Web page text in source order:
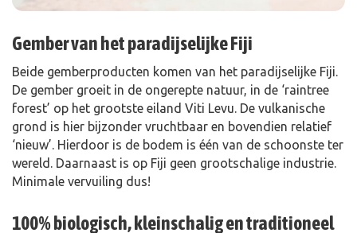
Gember van het paradijselijke Fiji
Beide gemberproducten komen van het paradijselijke Fiji.
De gember groeit in de ongerepte natuur, in de ‘raintree
forest’ op het grootste eiland Viti Levu. De vulkanische
grond is hier bijzonder vruchtbaar en bovendien relatief
‘nieuw’. Hierdoor is de bodem is één van de schoonste ter
wereld. Daarnaast is op Fiji geen grootschalige industrie.
Minimale vervuiling dus!
100% biologisch, kleinschalig en traditioneel